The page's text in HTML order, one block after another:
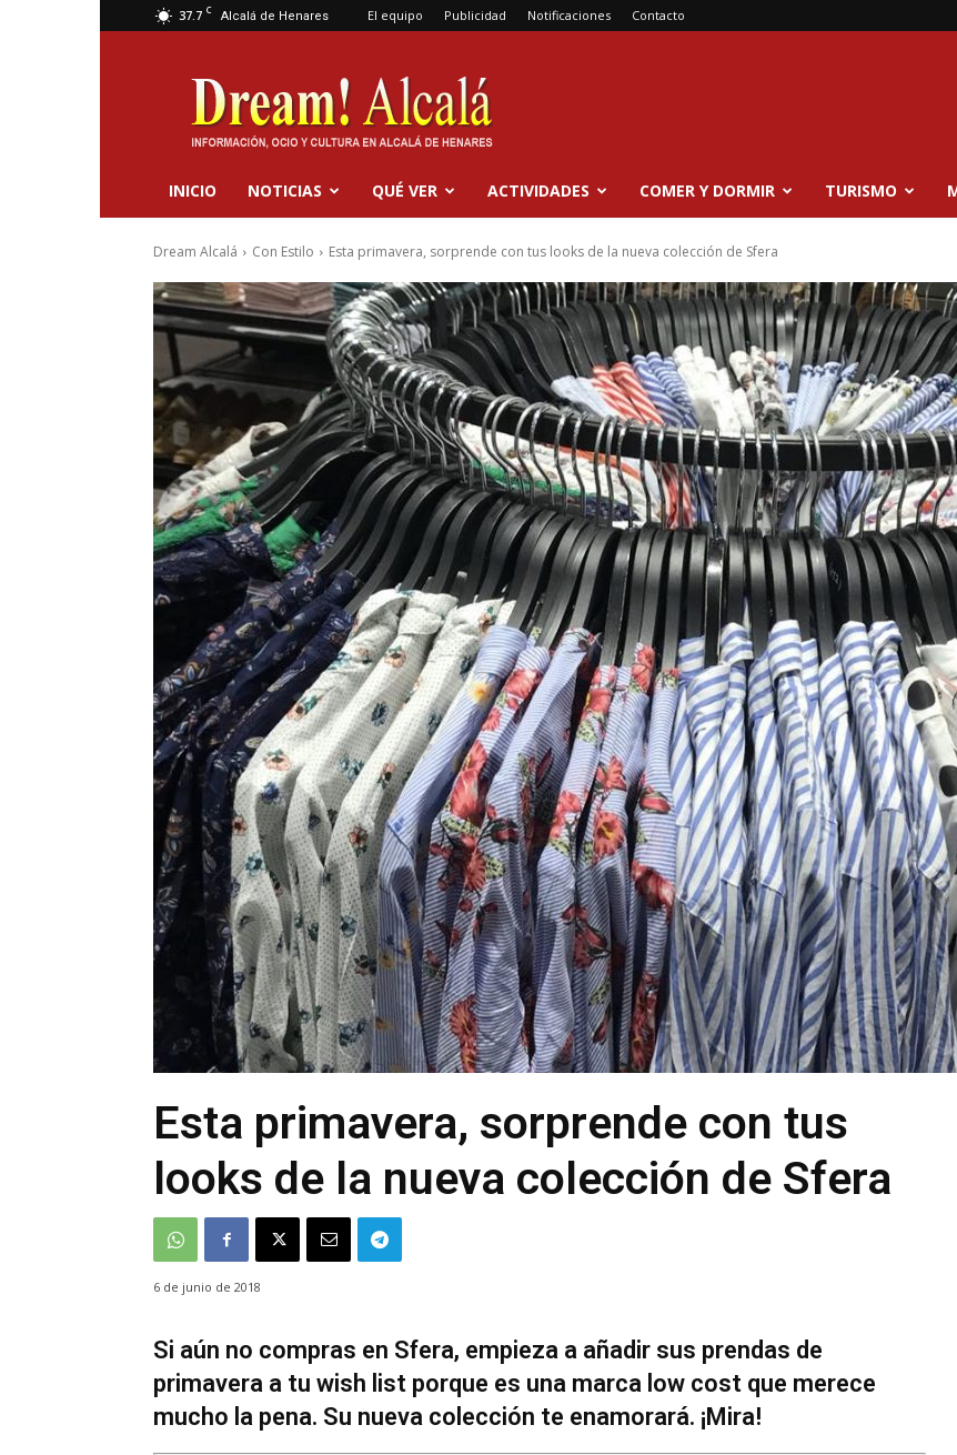
37.7 C Alcalá de Henares El equipo Publicidad Notificaciones Contacto
Dream
Alcalá
INICIO NOTICIAS QUÉ VER ACTIVIDADES COMER Y DORMIR TURISMO
Dream Alcalá Con Estilo Esta primavera, sorprende con tus looks de la nueva colección de Sfera
Esta primavera, sorprende con tus
looks de la nueva colección de Sfera
6 de junio de 2018
Si aún no compras en Sfera, empieza a añadir sus prendas de
primavera a tu wish list porque es una marca low cost que merece
mucho la pena. Su nueva colección te enamorará. ¡Mira!